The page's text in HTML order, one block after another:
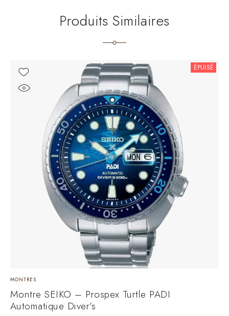
Produits Similaires
ÉPUISÉ
MONTRES
Montre SEIKO – Prospex Turtle PADI
Automatique Diver’s